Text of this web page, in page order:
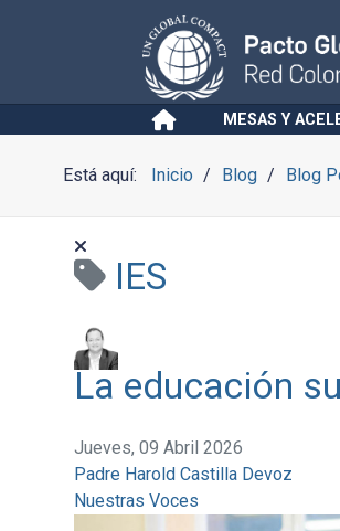
MESAS Y
Está aquí: Inicio Blog Blog
IES
La educación
Jueves, 09 Abril 2026
Padre Harold Castilla Devoz
Nuestras Voces